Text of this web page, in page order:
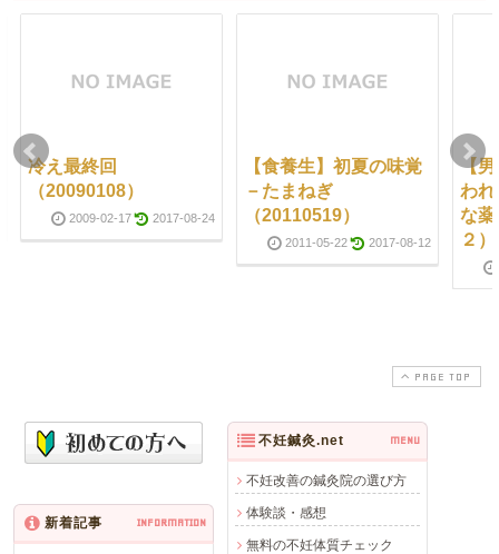
冷え最終回
（20090108）
2009-02-17 2017-08-24
【食養生】初夏の味覚
－たまねぎ
（20110519）
2011-05-22 2017-08-12
【
わ
な
２
PAGE TOP
不妊鍼灸.net MENU
不妊改善の鍼灸院の選び方
体験談・感想
無料の不妊体質チェック
新着記事 INFORMATION